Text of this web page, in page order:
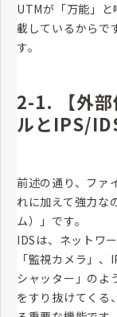
UTMが「万能」
載しているからで
す。
2-1. 【外部
ルとIPS/
前述の通り、ファ
れに加えて強力な
ム）」です。
IDSは、ネットワ
「監視カメラ」
シャッター」のよ
をすり抜けてくる